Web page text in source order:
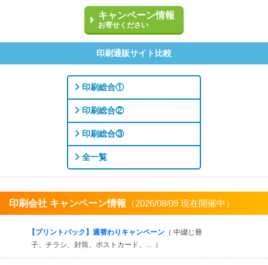
キャンペーン情報
お寄せください
印刷通販サイト比較
印刷総合①
印刷総合②
印刷総合③
全一覧
印刷会社 キャンペーン情報 （2026/08/09 現在開催中）
【プリントパック】週替わりキャンペーン （ 中綴じ冊
子、チラシ、封筒、ポストカード、… ）